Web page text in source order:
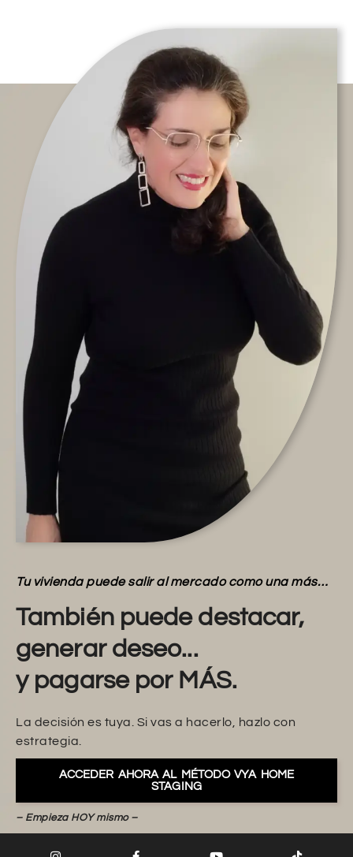
Tu vivienda puede salir al mercado como una más…
También puede destacar,
generar deseo...
y pagarse por MÁS.
La decisión es tuya. Si vas a hacerlo, hazlo con
estrategia.
ACCEDER AHORA AL MÉTODO VYA HOME
STAGING
– Empieza HOY mismo –